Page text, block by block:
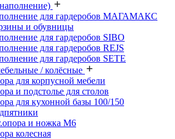
для гардеробов МАГАМАКС
и обувницы
для гардеробов SIBO
для гардеробов REJS
для гардеробов SETE
/ колёсные
для корпусной мебели
и подстолье для столов
для кухонной базы 100/150
и ножка М6
колесная